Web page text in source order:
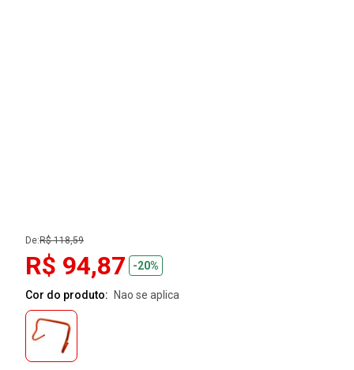
De:R$ 118,59
R$ 94,87 -20%
Cor do produto: nao se aplica